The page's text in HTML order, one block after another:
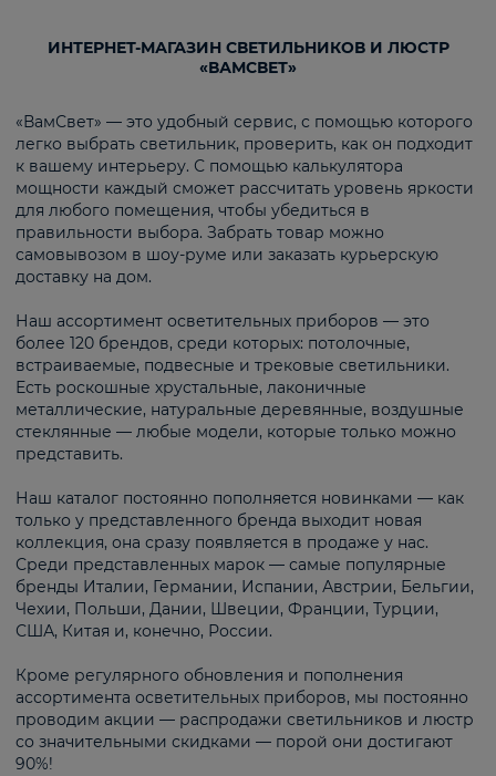
ИНТЕРНЕТ-МАГАЗИН СВЕТИЛЬНИКОВ И ЛЮСТР
«ВАМСВЕТ»
«ВамСвет» — это удобный сервис, с помощью которого
легко выбрать светильник, проверить, как он подходит
к вашему интерьеру. С помощью калькулятора
мощности каждый сможет рассчитать уровень яркости
для любого помещения, чтобы убедиться в
правильности выбора. Забрать товар можно
самовывозом в шоу-руме или заказать курьерскую
доставку на дом.
Наш ассортимент осветительных приборов — это
более 120 брендов, среди которых: потолочные,
встраиваемые, подвесные и трековые светильники.
Есть роскошные хрустальные, лаконичные
металлические, натуральные деревянные, воздушные
стеклянные — любые модели, которые только можно
представить.
Наш каталог постоянно пополняется новинками — как
только у представленного бренда выходит новая
коллекция, она сразу появляется в продаже у нас.
Среди представленных марок — самые популярные
бренды Италии, Германии, Испании, Австрии, Бельгии,
Чехии, Польши, Дании, Швеции, Франции, Турции,
США, Китая и, конечно, России.
Кроме регулярного обновления и пополнения
ассортимента осветительных приборов, мы постоянно
проводим акции — распродажи светильников и люстр
со значительными скидками — порой они достигают
90%!